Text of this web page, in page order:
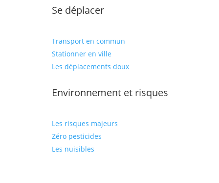
Se déplacer
Transport en commun
Stationner en ville
Les déplacements doux
Environnement et risques
Les risques majeurs
Zéro pesticides
Les nuisibles